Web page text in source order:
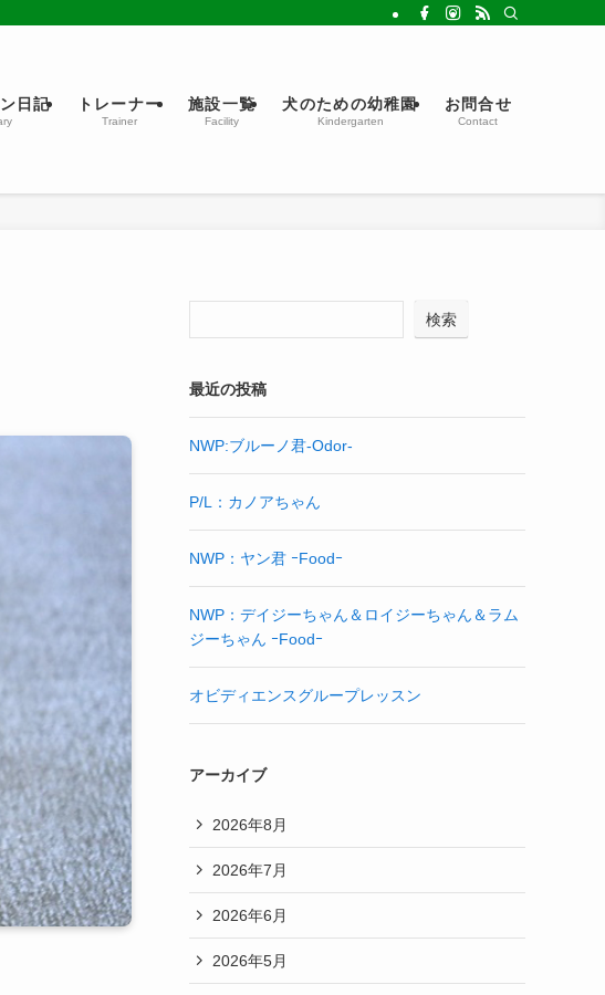
日記 トレーナー
Trainer
施設一覧
Facility
犬のための幼稚園
Kindergarten
お問合せ
Contact
検索
最近の投稿
NWP:ブルーノ君-Odor-
P/L：カノアちゃん
NWP：ヤン君 ｰFoodｰ
NWP：デイジーちゃん＆ロイジーちゃん＆ラム
ジーちゃん ｰFoodｰ
オビディエンスグループレッスン
アーカイブ
2026年8月
2026年7月
2026年6月
2026年5月